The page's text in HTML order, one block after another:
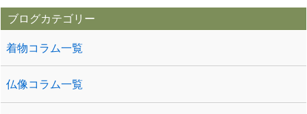
ブログカテゴリー
着物コラム一覧
仏像コラム一覧